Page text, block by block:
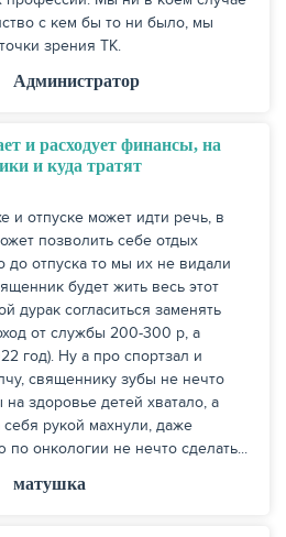
с кем бы то ни было, мы
зрения ТК.
Администратор
и расходует финансы, на
и куда тратят
и отпуске может идти речь, в
позволить себе отдых
до отпуска то мы их не видали
будет жить весь этот
дурак согласиться заменять
от службы 200-300 р, а
год). Ну а про спортзал и
священнику зубы не нечто
здоровье детей хватало, а
рукой махнули, даже
онкологии не нечто сделать...
матушка